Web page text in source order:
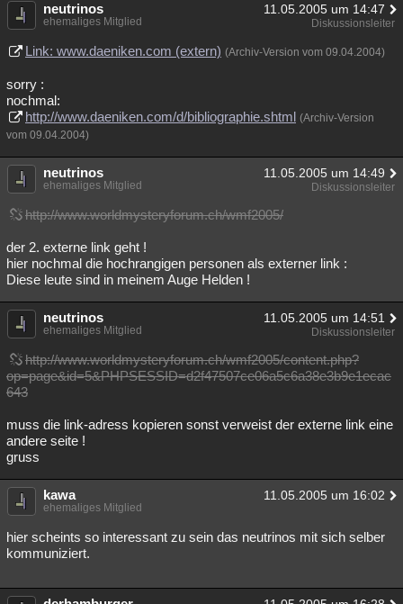
neutrinos 11.05.2005 um 14:47
ehemaliges Mitglied Diskussionsleiter
Link: www.daeniken.com (extern) (Archiv-Version vom 09.04.2004)
sorry :
nochmal:
http://www.daeniken.com/d/bibliographie.shtml (Archiv-Version
vom 09.04.2004)
neutrinos 11.05.2005 um 14:49
ehemaliges Mitglied Diskussionsleiter
http://www.worldmysteryforum.ch/wmf2005/
der 2. externe link geht !
hier nochmal die hochrangigen personen als externer link :
Diese leute sind in meinem Auge Helden !
neutrinos 11.05.2005 um 14:51
ehemaliges Mitglied Diskussionsleiter
http://www.worldmysteryforum.ch/wmf2005/content.php?
op=page&id=5&PHPSESSID=d2f47507ce06a5c6a38e3b9e1ecac
643
muss die link-adress kopieren sonst verweist der externe link eine
andere seite !
gruss
kawa 11.05.2005 um 16:02
ehemaliges Mitglied
hier scheints so interessant zu sein das neutrinos mit sich selber
kommuniziert.